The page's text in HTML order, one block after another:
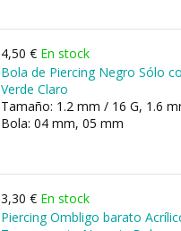
4,50 € En stock
Bola de Piercing Negro Sólo
Verde Claro
Tamaño: 1.2 mm / 16 G, 1.6
Bola: 04 mm, 05 mm
3,30 € En stock
Piercing Ombligo barato